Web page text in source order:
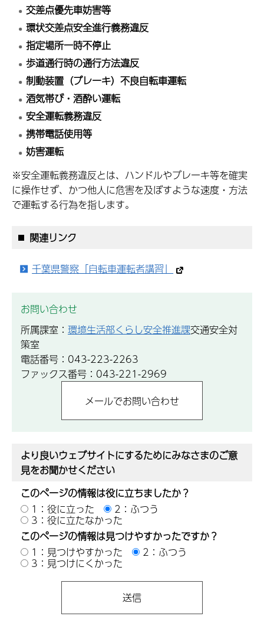
交差点優先車妨害等
環状交差点安全進行義務違反
指定場所一時不停止
歩道通行時の通行方法違反
制動装置（ブレーキ）不良自転車運転
酒気帯び・酒酔い運転
安全運転義務違反
携帯電話使用等
妨害運転
※安全運転義務違反とは、ハンドルやブレーキ等を確実
に操作せず、かつ他人に危害を及ぼすような速度・方法
で運転する行為を指します。
関連リンク
千葉県警察「自転車運転者講習」
お問い合わせ
所属課室： 環境生活部くらし安全推進課交通安全対
策室
電話番号：043-223-2263
ファックス番号：043-221-2969
より良いウェブサイトにするためにみなさまのご意
見をお聞かせください
このページの情報は役に立ちましたか？
1：役に立った
2：ふつう
3：役に立たなかった
このページの情報は見つけやすかったですか？
1：見つけやすかった
2：ふつう
3：見つけにくかった